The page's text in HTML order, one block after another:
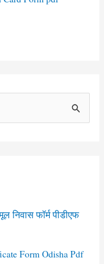
निवास फॉर्म पीडीएफ
Form Odisha Pdf